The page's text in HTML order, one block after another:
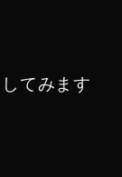
てみます